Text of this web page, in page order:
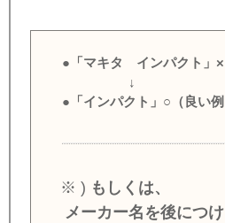
●「マキタ インパクト」×
↓
●「インパクト」○（良い例
※ ) もしくは、
メーカー名を後につけ